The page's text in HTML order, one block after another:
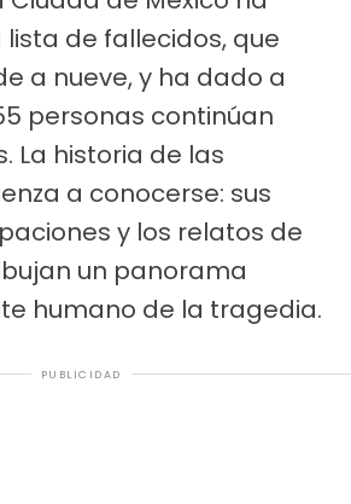
de fallecidos, que
a nueve, y ha dado a
personas continúan
La historia de las
a conocerse: sus
y los relatos de
un panorama
humano de la tragedia.
PUBLICIDAD